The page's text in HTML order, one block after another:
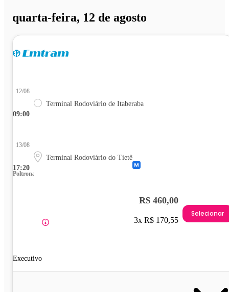
quarta-feira, 12 de agosto
09:00
12/08
Terminal Rodoviário de Itaberaba
17:20
13/08
Terminal Rodoviário do Tietê
Poltrona
Executivo
R$ 460,00
3x R$ 170,55
Selecionar